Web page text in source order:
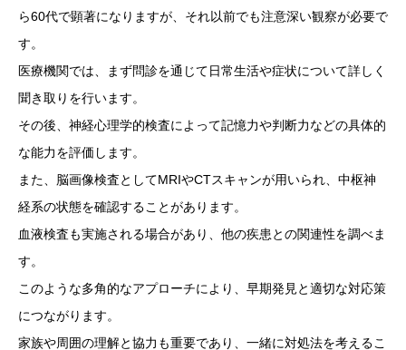
ら60代で顕著になりますが、それ以前でも注意深い観察が必要で
す。
医療機関では、まず問診を通じて日常生活や症状について詳しく
聞き取りを行います。
その後、神経心理学的検査によって記憶力や判断力などの具体的
な能力を評価します。
また、脳画像検査としてMRIやCTスキャンが用いられ、中枢神
経系の状態を確認することがあります。
血液検査も実施される場合があり、他の疾患との関連性を調べま
す。
このような多角的なアプローチにより、早期発見と適切な対応策
につながります。
家族や周囲の理解と協力も重要であり、一緒に対処法を考えるこ